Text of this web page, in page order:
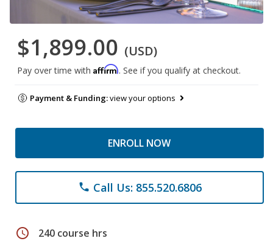
$1,899.00 (USD)
Pay over time with Affirm. See if you qualify at checkout.
Payment & Funding:view your options
ENROLL NOW
phone Call Us: 855.520.6806
schedule 240 course hrs